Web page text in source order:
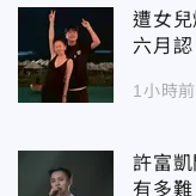
遭女
六月
1小時前
許富
有多